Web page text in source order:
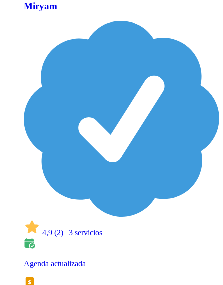
Miryam
4,9 (2) | 3 servicios
Agenda actualizada